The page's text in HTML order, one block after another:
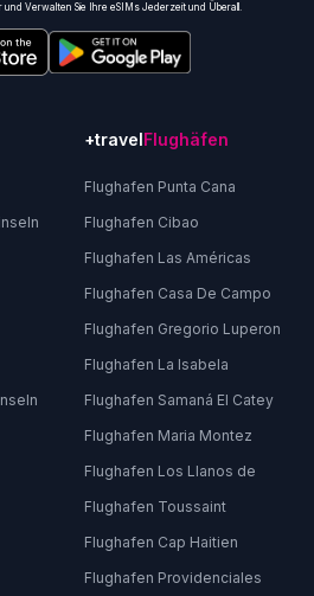
und Verwalten Sie Ihre eSIMs Jederzeit und Überall.
+travelFlughäfen
Flughafen Punta Cana
Flughafen Cibao
Flughafen Las Américas
Flughafen Casa De Campo
Flughafen Gregorio Luperon
Flughafen La Isabela
Flughafen Samaná El Catey
Flughafen Maria Montez
Flughafen Los Llanos de
Flughafen Toussaint
Flughafen Cap Haitien
Flughafen Providenciales